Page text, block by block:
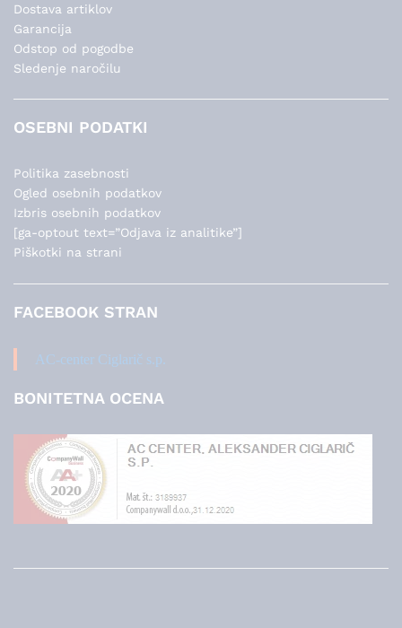
Dostava artiklov
Garancija
Odstop od pogodbe
Sledenje naročilu
OSEBNI PODATKI
Politika zasebnosti
Ogled osebnih podatkov
Izbris osebnih podatkov
[ga-optout text=”Odjava iz analitike”]
Piškotki na strani
FACEBOOK STRAN
AC-center Ciglarič s.p.
BONITETNA OCENA